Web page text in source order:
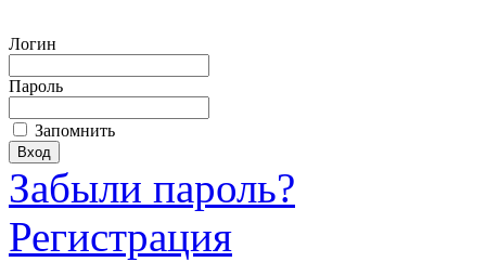
Логин
Пароль
Запомнить
Забыли пароль?
Регистрация